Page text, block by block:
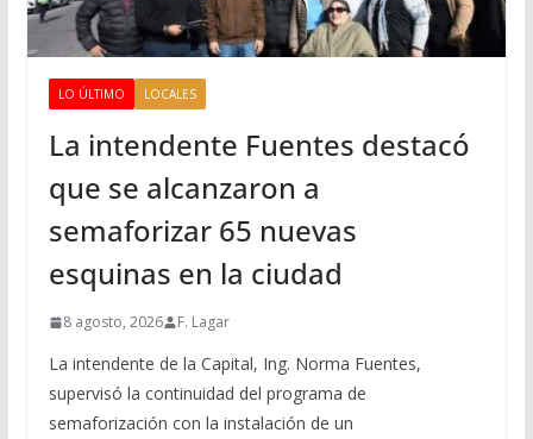
LO ÚLTIMO LOCALES
La intendente Fuentes destacó
que se alcanzaron a
semaforizar 65 nuevas
esquinas en la ciudad
8 agosto, 2026 F. Lagar
La intendente de la Capital, Ing. Norma Fuentes,
supervisó la continuidad del programa de
semaforización con la instalación de un